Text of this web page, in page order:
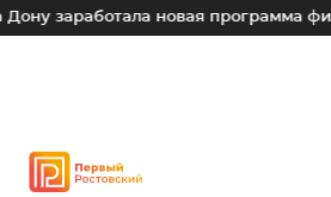
новая программа